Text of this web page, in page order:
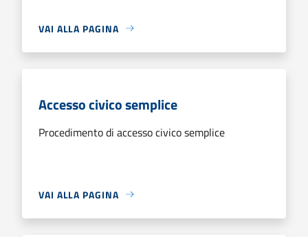
VAI ALLA PAGINA
Accesso civico semplice
Procedimento di accesso civico semplice
VAI ALLA PAGINA